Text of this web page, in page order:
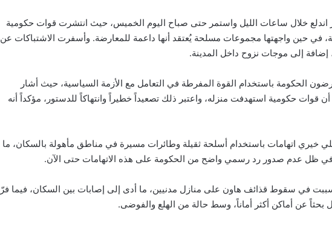
اندلع خلال ساعات الليل واستمر حتى صباح اليوم الخميس، حيث انتشرت قوات حكومية
في حين واجهتها مجموعات مسلحة يُعتقد أنها داعمة للمعارضة. وأسفرت الاشتباكات عن
إضافة إلى موجات نزوح داخل المدينة.
الحكومة باستخدام القوة المفرطة في التعامل مع الأزمة السياسية، حيث أشار
حكومية استهدفت منزله، واعتبر ذلك تصعيداً خطيراً وانتهاكاً للدستور، مؤكداً أنه
خيري اتهامات باستخدام أسلحة ثقيلة وطائرات مسيرة في مناطق مأهولة بالسكان، ما
في ظل عدم صدور رد رسمي واضح من الحكومة على هذه الاتهامات حتى الآن.
في سقوط قذائف هاون على منازل مدنيين، ما أدى إلى إصابات بين السكان، فيما فرّ
بحثاً عن أماكن أكثر أماناً، وسط حالة من الهلع والفوضى.